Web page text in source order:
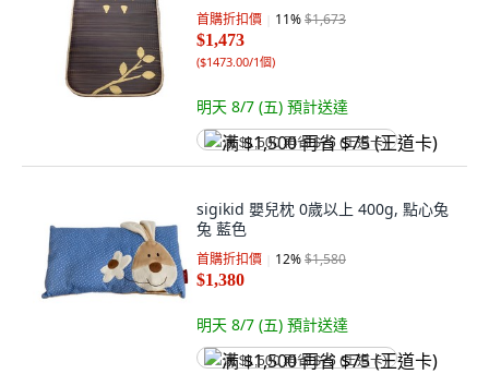
首購折扣價 11%$1,673
$1,473
($1473.00/1個)
明天 8/7 (五) 預計送達
满 $1,500 再省 $75 (王道卡)
sigikid 嬰兒枕 0歲以上 400g, 點心兔
兔 藍色
首購折扣價 12%$1,580
$1,380
明天 8/7 (五) 預計送達
满 $1,500 再省 $75 (王道卡)